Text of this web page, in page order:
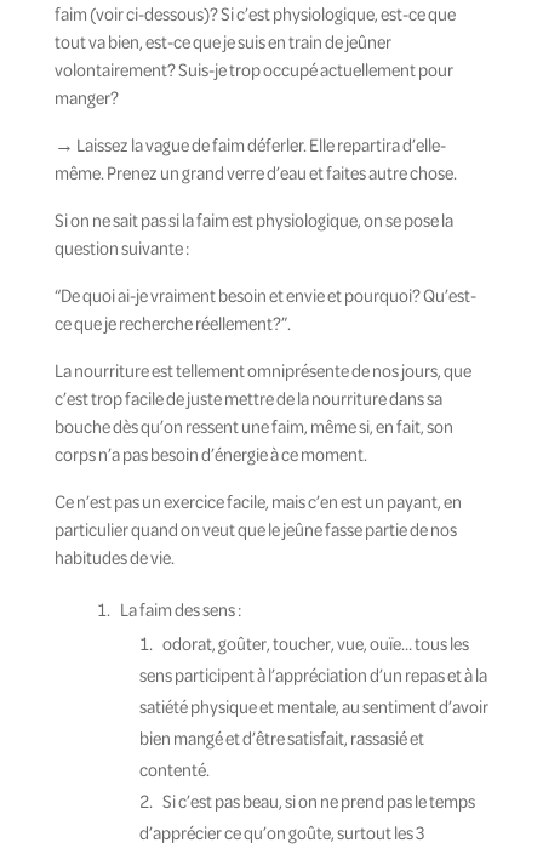
faim (voir ci-dessous)? Si c’est physiologique, est-ce que
tout va bien, est-ce que je suis en train de jeûner
volontairement? Suis-je trop occupé actuellement pour
manger?
→ Laissez la vague de faim déferler. Elle repartira d’elle-
même. Prenez un grand verre d’eau et faites autre chose.
Si on ne sait pas si la faim est physiologique, on se pose la
question suivante :
“De quoi ai-je vraiment besoin et envie et pourquoi? Qu’est-
ce que je recherche réellement?”.
La nourriture est tellement omniprésente de nos jours, que
c’est trop facile de juste mettre de la nourriture dans sa
bouche dès qu’on ressent une faim, même si, en fait, son
corps n’a pas besoin d’énergie à ce moment.
Ce n’est pas un exercice facile, mais c’en est un payant, en
particulier quand on veut que le jeûne fasse partie de nos
habitudes de vie.
La faim des sens :
odorat, goûter, toucher, vue, ouïe… tous les
sens participent à l’appréciation d’un repas et à la
satiété physique et mentale, au sentiment d’avoir
bien mangé et d’être satisfait, rassasié et
contenté.
Si c’est pas beau, si on ne prend pas le temps
d’apprécier ce qu’on goûte, surtout les 3